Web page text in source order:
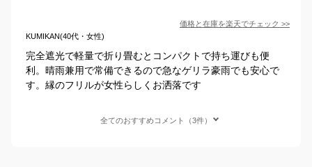
価格と在庫を楽天でチェック >>
KUMIKAN(40代・女性)
完全遮光で軽量で折り畳むとコンパクトで持ち運びも便
利。晴雨兼用で常備できるので急なゲリラ豪雨でも安心で
す。縁のフリルが女性らしくお洒落です
全てのおすすめコメント（3件）